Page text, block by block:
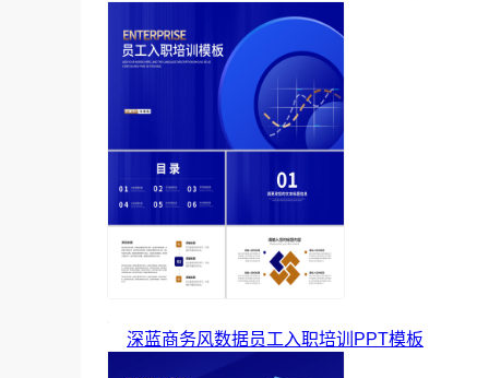
深蓝商务风数据员工入职培训PPT模板